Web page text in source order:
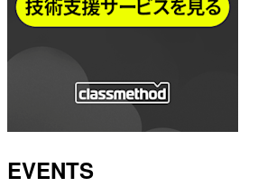
EVENTS